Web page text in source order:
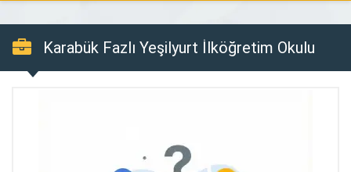
Karabük Fazlı Yeşilyurt İlköğretim Okulu